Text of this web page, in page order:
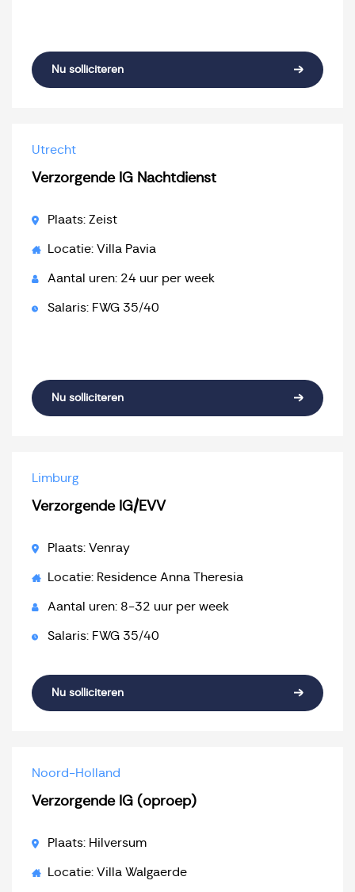
Nu solliciteren
Utrecht
Verzorgende IG Nachtdienst
Plaats: Zeist
Locatie: Villa Pavia
Aantal uren: 24 uur per week
Salaris: FWG 35/40
Nu solliciteren
Limburg
Verzorgende IG/EVV
Plaats: Venray
Locatie: Residence Anna Theresia
Aantal uren: 8-32 uur per week
Salaris: FWG 35/40
Nu solliciteren
Noord-Holland
Verzorgende IG (oproep)
Plaats: Hilversum
Locatie: Villa Walgaerde